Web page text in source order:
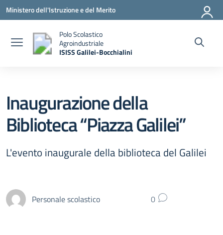
Vai ai contenuti
Vai al menu di navigazione
Vai al footer
Ministero dell'Istruzione e del Merito
Polo Scolastico
Agroindustriale
ISISS Galilei-Bocchialini
Inaugurazione della
Biblioteca “Piazza Galilei”
L'evento inaugurale della biblioteca del Galilei
Personale scolastico 0